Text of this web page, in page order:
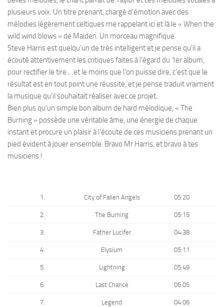
plusieurs voix. Un titre prenant, chargé d’émotion avec des
mélodies légèrement celtiques me rappelant ici et là le « When the
wild wind blows » de Maiden. Un morceau magnifique.
Steve Harris est quelqu’un de très intelligent et je pense qu’il a
écouté attentivement les critiques faites à l’égard du 1er album,
pour rectifier le tire …et le moins que l’on puisse dire, c’est que le
résultat est en tout point une réussite, et je pense traduit vraiment
la musique qu’il souhaitait réaliser avec ce projet.
Bien plus qu’un simple bon album de hard mélodique, « The
Burning » possède une véritable âme, une énergie de chaque
instant et procure un plaisir à l’écoute de ces musiciens prenant un
pied évident à jouer ensemble. Bravo Mr Harris, et bravo à tes
musiciens !
1. City of Fallen Angels 05:20
2. The Burning 05:15
3. Father Lucifer 04:38
4. Elysium 05:11
5. Lightning 05:49
6. Last Chance 06:05
7. Legend 04:06